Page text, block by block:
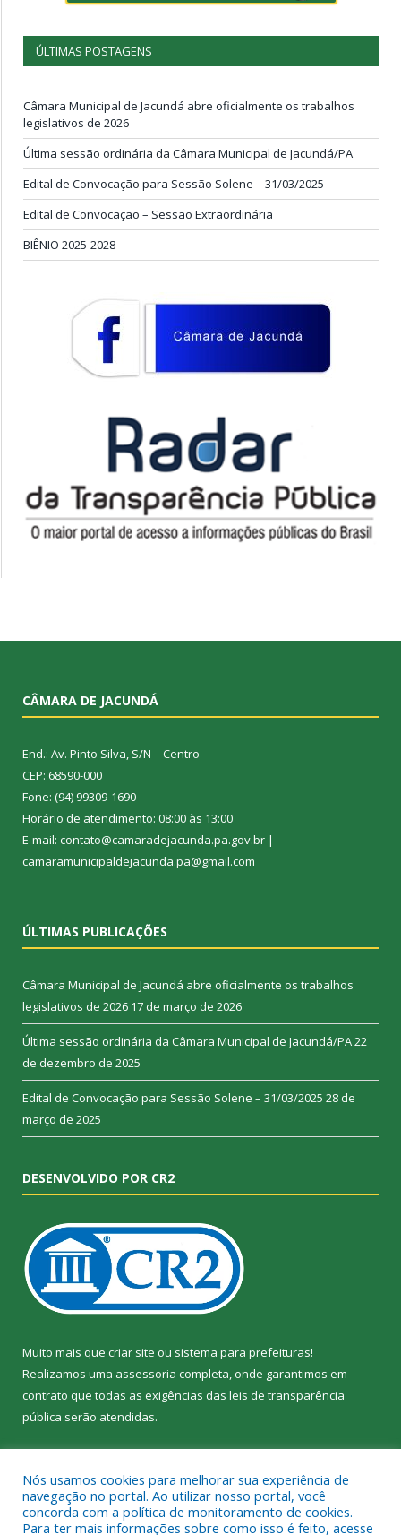
ÚLTIMAS POSTAGENS
Câmara Municipal de Jacundá abre oficialmente os trabalhos
legislativos de 2026
Última sessão ordinária da Câmara Municipal de Jacundá/PA
Edital de Convocação para Sessão Solene – 31/03/2025
Edital de Convocação – Sessão Extraordinária
BIÊNIO 2025-2028
CÂMARA DE JACUNDÁ
End.: Av. Pinto Silva, S/N – Centro
CEP: 68590-000
Fone: (94) 99309-1690
Horário de atendimento: 08:00 às 13:00
E-mail: contato@camaradejacunda.pa.gov.br |
camaramunicipaldejacunda.pa@gmail.com
ÚLTIMAS PUBLICAÇÕES
Câmara Municipal de Jacundá abre oficialmente os trabalhos
legislativos de 2026 17 de março de 2026
Última sessão ordinária da Câmara Municipal de Jacundá/PA22
de dezembro de 2025
Edital de Convocação para Sessão Solene – 31/03/2025 28 de
março de 2025
DESENVOLVIDO POR CR2
Muito mais que criar site ou sistema para prefeituras!
Realizamos uma assessoria completa, onde garantimos em
contrato que todas as exigências das leis de transparência
pública serão atendidas.
Nós usamos cookies para melhorar sua experiência de
navegação no portal. Ao utilizar nosso portal, você
concorda com a política de monitoramento de cookies.
Para ter mais informações sobre como isso é feito, acesse